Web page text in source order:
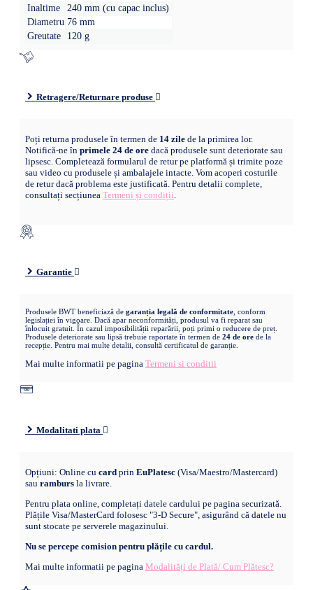
Inaltime
240 mm (cu capac inclus)
Diametru 76 mm
Greutate
120 g
Retragere/Returnare produse
Poți returna produsele în termen de 14 zile de la primirea lor.
Notifică-ne în primele 24 de ore dacă produsele sunt deteriorate sau
lipsesc. Completează formularul de retur pe platformă și trimite poze
sau video cu produsele și ambalajele intacte. Vom acoperi costurile
de retur dacă problema este justificată. Pentru detalii complete,
consultați secțiunea Termeni și condiții.
Garantie
Produsele BWT beneficiază de garanția legală de conformitate , conform
legislației în vigoare. Dacă apar neconformități, produsul va fi reparat sau
înlocuit gratuit. În cazul imposibilității reparării, poți primi o reducere de preț.
Produsele deteriorate sau lipsă trebuie raportate în termen de 24 de ore de la
recepție. Pentru mai multe detalii, consultă certificatul de garanție.
Mai multe informatii pe pagina Termeni si conditii
Modalitati plata
Opțiuni: Online cu card prin EuPlatesc (Visa/Maestro/Mastercard)
sau ramburs la livrare.
Pentru plata online, completați datele cardului pe pagina securizată.
Plățile Visa/MasterCard folosesc "3-D Secure", asigurând că datele nu
sunt stocate pe serverele magazinului.
Nu se percepe comision pentru plățile cu cardul.
Mai multe informatii pe pagina Modalități de Plată/ Cum Plătesc?